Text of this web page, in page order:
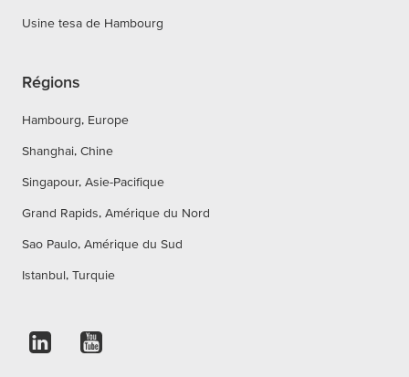
Usine tesa de Hambourg
Régions
Hambourg, Europe
Shanghai, Chine
Singapour, Asie-Pacifique
Grand Rapids, Amérique du Nord
Sao Paulo, Amérique du Sud
Istanbul, Turquie